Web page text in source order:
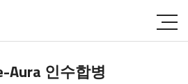
Aura 인수합병